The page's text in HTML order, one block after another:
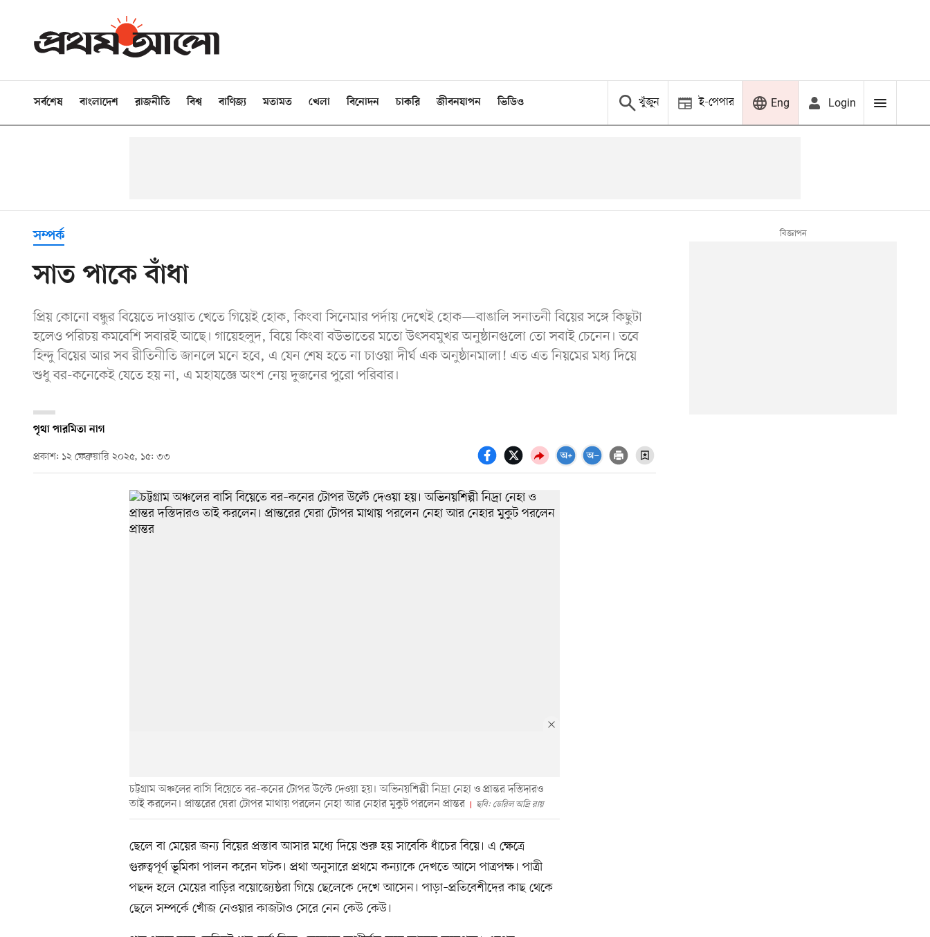
সর্বশেষ বাংলাদেশ রাজনীতি বিশ্ব বাণিজ্য মতামত খেলা বিনোদন চাকরি জীবনযাপন ভিডিও খুঁজুন ই-পেপার Eng Login
সম্পর্ক
সাত পাকে বাঁধা
প্রিয় কোনো বন্ধুর বিয়েতে দাওয়াত খেতে গিয়েই হোক, কিংবা সিনেমার পর্দায় দেখেই হোক—বাঙালি সনাতনী বিয়ের সঙ্গে কিছুটা
হলেও পরিচয় কমবেশি সবারই আছে। গায়েহলুদ, বিয়ে কিংবা বউভাতের মতো উৎসবমুখর অনুষ্ঠানগুলো তো সবাই চেনেন। তবে
হিন্দু বিয়ের আর সব রীতিনীতি জানলে মনে হবে, এ যেন শেষ হতে না চাওয়া দীর্ঘ এক অনুষ্ঠানমালা! এত এত নিয়মের মধ্য দিয়ে
শুধু বর-কনেকেই যেতে হয় না, এ মহাযজ্ঞে অংশ নেয় দুজনের পুরো পরিবার।
পৃথা পারমিতা নাগ
প্রকাশ: ১২ ফেব্রুয়ারি ২০২৫, ১৫: ৩৩
চট্টগ্রাম অঞ্চলের বাসি বিয়েতে বর–কনের টোপর উল্টে দেওয়া হয়। অভিনয়শিল্পী নিদ্রা নেহা ও প্রান্তর দস্তিদারও
তাই করলেন। প্রান্তরের ঘেরা টোপর মাথায় পরলেন নেহা আর নেহার মুকুট পরলেন প্রান্তর
ছবি: ডেরিল অদ্রি রায়
ছেলে বা মেয়ের জন্য বিয়ের প্রস্তাব আসার মধ্যে দিয়ে শুরু হয় সাবেকি ধাঁচের বিয়ে। এ ক্ষেত্রে
গুরুত্বপূর্ণ ভূমিকা পালন করেন ঘটক। প্রথা অনুসারে প্রথমে কন্যাকে দেখতে আসে পাত্রপক্ষ। পাত্রী
পছন্দ হলে মেয়ের বাড়ির বয়োজ্যেষ্ঠরা গিয়ে ছেলেকে দেখে আসেন। পাড়া–প্রতিবেশীদের কাছ থেকে
ছেলে সম্পর্কে খোঁজ নেওয়ার কাজটাও সেরে নেন কেউ কেউ।